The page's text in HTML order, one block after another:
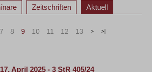
Zeitschriften Aktuell
7 8 9 10 11 12 13 > »
April 2025 - 3 StR 405/24